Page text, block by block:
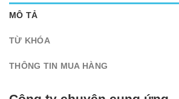
MÔ TẢ
TỪ KHÓA
THÔNG TIN MUA HÀNG